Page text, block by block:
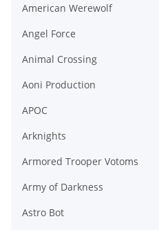
American Werewolf
Angel Force
Animal Crossing
Aoni Production
APOC
Arknights
Armored Trooper Votoms
Army of Darkness
Astro Bot